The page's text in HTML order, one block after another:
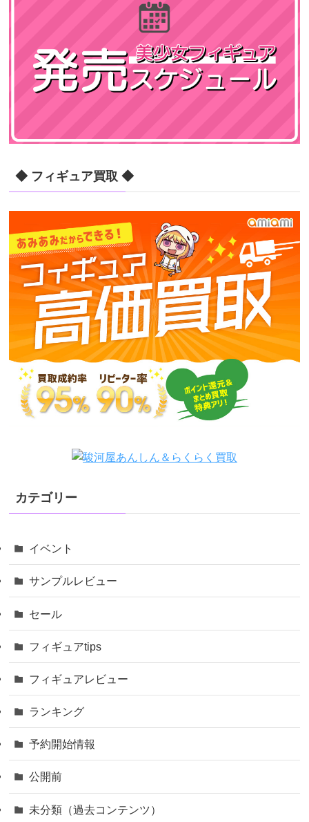
◆ フィギュア買取 ◆
カテゴリー
イベント
サンプルレビュー
セール
フィギュアtips
フィギュアレビュー
ランキング
予約開始情報
公開前
未分類（過去コンテンツ）